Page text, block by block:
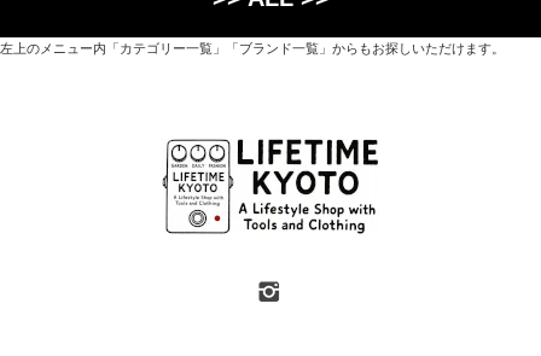
左上のメニュー内「カテゴリー一覧」「ブランド一覧」からもお探しいただけます。
オリジナルを含むファッションアイテムが中心の
京都・紫野にあるライフスタイルショップです。
京都府京都市北区紫野上築山町21（1階と2階）
定休日 / 水・日曜